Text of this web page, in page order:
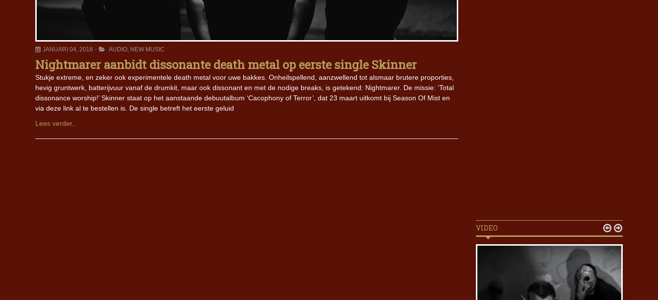
JANUARI 04, 2018 AUDIO, NEW MUSIC
Nightmarer aanbidt dissonante death metal op eerste single Skinner
Stukje extreme, en zeker ook experimentele death metal voor uwe bakkes. Onheilspellend, aanzwellend tot alsmaar brutere proporties,
hevig gruntwerk, batterijvuur vanaf de drumkit, maar ook dissonant en met de nodige breaks, is getekend: Nightmarer. De missie: ‘Total
dissonance worship!’ Skinner staat op het aanstaande debuutalbum ‘Cacophony of Terror’, dat 23 maart uitkomt bij Season Of Mist en
via deze link al te bestellen is. De single betreft het eerste geluid
Lees verder..
VIDEO  